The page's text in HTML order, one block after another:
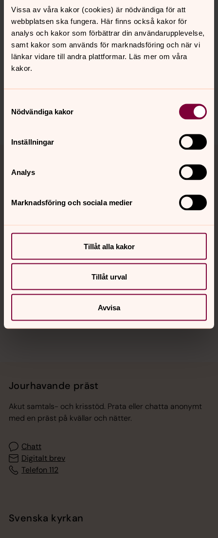
Vissa av våra kakor (cookies) är nödvändiga för att
webbplatsen ska fungera. Här finns också kakor för
analys och kakor som förbättrar din användarupplevelse,
samt kakor som används för marknadsföring och när vi
länkar vidare till andra plattformar. Läs mer om våra
kakor.
Nödvändiga kakor
Inställningar
Analys
Marknadsföring och sociala medier
Tillåt alla kakor
Tillåt urval
Avvisa
köpa för en billig peng.
Synpunkter eller frågor på sidans
innehåll?
Dela
Tillbaka till toppen
Tillbaka till innehållet
Kontakt
Kalender
Jourhavande präst
Akut samtals- och krisstöd. Prata eller chatta anonymt
med en präst på kvällar och nätter.
Chatt
Digitalt brev
Telefon 112
Svenska kyrkan